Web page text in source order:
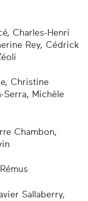
Charles-Henri
Rey, Cédrick
Christine
Serra, Michèle
Chambon,
Sallaberry,